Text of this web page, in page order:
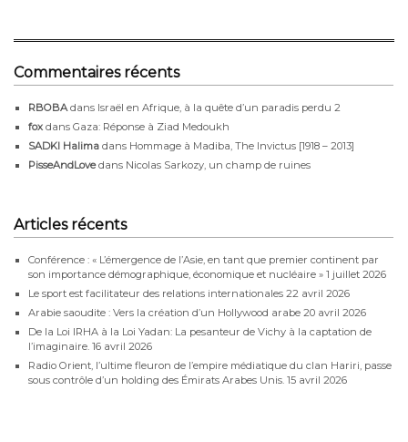
Commentaires récents
RBOBA dans Israël en Afrique, à la quête d’un paradis perdu 2
fox dans Gaza: Réponse à Ziad Medoukh
SADKI Halima dans Hommage à Madiba, The Invictus [1918 – 2013]
PisseAndLovedans Nicolas Sarkozy, un champ de ruines
Articles récents
Conférence : « L’émergence de l’Asie, en tant que premier continent par
son importance démographique, économique et nucléaire » 1 juillet 2026
Le sport est facilitateur des relations internationales 22 avril 2026
Arabie saoudite : Vers la création d’un Hollywood arabe 20 avril 2026
De la Loi IRHA à la Loi Yadan: La pesanteur de Vichy à la captation de
l’imaginaire. 16 avril 2026
Radio Orient, l’ultime fleuron de l’empire médiatique du clan Hariri, passe
sous contrôle d’un holding des Émirats Arabes Unis. 15 avril 2026